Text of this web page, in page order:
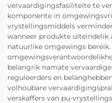
vervaardigingsfasiliteite te
komponente in
vrystellingsmiddels
wanneer produkte uiteindelik
natuurlike omgewings bereik.
belangrik namate
reguleerders en
volhoubare
verskaffers van pu-